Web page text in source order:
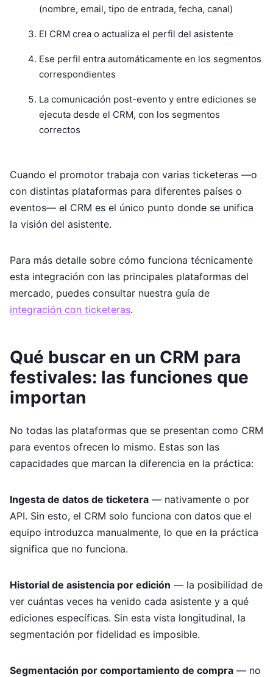
(nombre, email, tipo de entrada, fecha, canal)
El CRM crea o actualiza el perfil del asistente
Ese perfil entra automáticamente en los segmentos
correspondientes
La comunicación post-evento y entre ediciones se
ejecuta desde el CRM, con los segmentos
correctos
Cuando el promotor trabaja con varias ticketeras —o
con distintas plataformas para diferentes países o
eventos— el CRM es el único punto donde se unifica
la visión del asistente.
Para más detalle sobre cómo funciona técnicamente
esta integración con las principales plataformas del
mercado, puedes consultar nuestra guía de
integración con ticketeras.
Qué buscar en un CRM para
festivales: las funciones que
importan
No todas las plataformas que se presentan como CRM
para eventos ofrecen lo mismo. Estas son las
capacidades que marcan la diferencia en la práctica:
Ingesta de datos de ticketera — nativamente o por
API. Sin esto, el CRM solo funciona con datos que el
equipo introduzca manualmente, lo que en la práctica
significa que no funciona.
Historial de asistencia por edición — la posibilidad de
ver cuántas veces ha venido cada asistente y a qué
ediciones específicas. Sin esta vista longitudinal, la
segmentación por fidelidad es imposible.
Segmentación por comportamiento de compra — no